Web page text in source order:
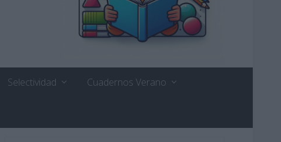
Selectividad Cuadernos Verano